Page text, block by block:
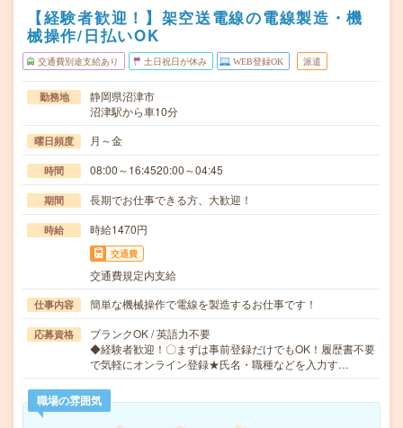
【経験者歓迎！】架空送電線の電線製造・機
械操作/日払いOK
交通費別途支給あり 土日祝日が休み WEB登録OK 派遣
勤務地
静岡県沼津市
沼津駅から車10分
曜日頻度 月～金
時間 08:00～16:4520:00～04:45
期間 長期でお仕事できる方、大歓迎！
時給 時給1470円
交通費
交通費規定内支給
仕事内容 簡単な機械操作で電線を製造するお仕事です！
応募資格
ブランクOK / 英語力不要
◆経験者歓迎！〇まずは事前登録だけでもOK！履歴書不要
で気軽にオンライン登録★氏名・職種などを入力す…
職場の雰囲気